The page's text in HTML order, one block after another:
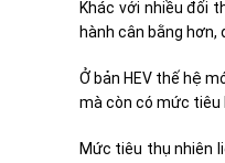
Khác với nhiều đối
hành cân bằng hơn,
Ở bản HEV thế hệ
mà còn có mức tiêu
Mức tiêu thụ nhiên